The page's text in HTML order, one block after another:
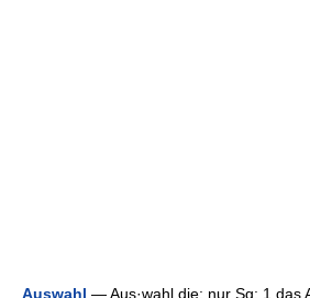
Auswahl — Aus·wahl die; nur Sg; 1 das